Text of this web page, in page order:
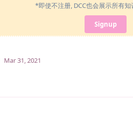
*即使不注册, DCC也会展示所有
Signup
Mar 31, 2021